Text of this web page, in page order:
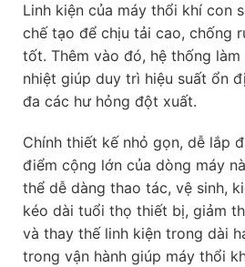
Linh kiện của máy thổi khí con
chế tạo để chịu tải cao, chống
tốt. Thêm vào đó, hệ thống
nhiệt giúp duy trì hiệu suất ổn
đa các hư hỏng đột xuất.
Chính thiết kế nhỏ gọn, dễ lắp
điểm cộng lớn của dòng máy
thể dễ dàng thao tác, vệ sinh,
kéo dài tuổi thọ thiết bị, giảm
và thay thế linh kiện trong dài
trong vận hành giúp máy thổi